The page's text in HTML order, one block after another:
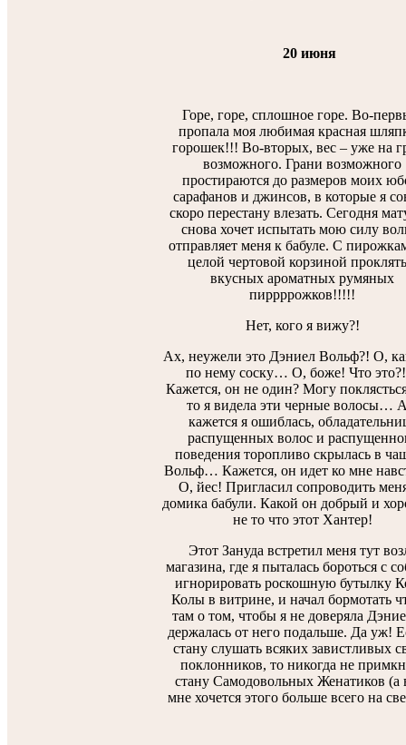
20 июня
Горе, горе, сплошное горе. Во-
пропала моя любимая красная
горошек!!! Во-вторых, вес – уже на
возможного. Грани возможного
простираются до размеров моих
сарафанов и джинсов, в которые я
скоро перестану влезать. Сегодня
снова хочет испытать мою силу
отправляет меня к бабуле. С
целой чертовой корзиной
вкусных ароматных румяных
пиррррожков!!!!!
Нет, кого я вижу?!
Ах, неужели это Дэниел Вольф?! О,
по нему соску… О, боже! Что
Кажется, он не один? Могу
то я видела эти черные волосы…
кажется я ошиблась,
распущенных волос и
поведения торопливо скрылась в
Вольф… Кажется, он идет ко мне
О, йес! Пригласил сопроводить
домика бабули. Какой он добрый и
не то что этот Хантер!
Этот Зануда встретил меня тут
магазина, где я пыталась бороться с
игнорировать роскошную бутылку
Колы в витрине, и начал бормотать
там о том, чтобы я не доверяла
держалась от него подальше. Да уж!
стану слушать всяких завистливых
поклонников, то никогда не
стану Самодовольных Женатиков (а
мне хочется этого больше всего на